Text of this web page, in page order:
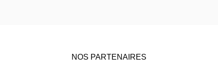
NOS PARTENAIRES